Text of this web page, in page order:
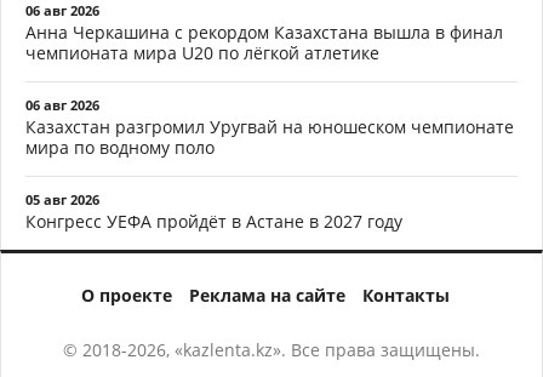
06 авг 2026
Анна Черкашина с рекордом Казахстана вышла в финал
чемпионата мира U20 по лёгкой атлетике
06 авг 2026
Казахстан разгромил Уругвай на юношеском чемпионате
мира по водному поло
05 авг 2026
Конгресс УЕФА пройдёт в Астане в 2027 году
О проекте Реклама на сайте Контакты
© 2018-2026, «kazlenta.kz». Все права защищены.